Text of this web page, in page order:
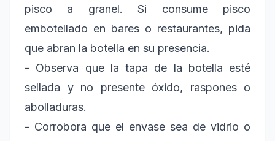
pisco a granel. Si consume pisco
embotellado en bares o restaurantes, pida
que abran la botella en su presencia.
- Observa que la tapa de la botella esté
sellada y no presente óxido, raspones o
abolladuras.
- Corrobora que el envase sea de vidrio o